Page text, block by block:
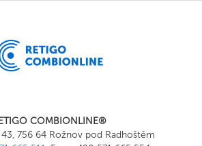
COMBIONLINE®
43, 756 64 Rožnov pod Radhoštěm